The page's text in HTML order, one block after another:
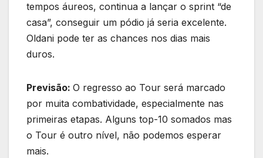
tempos áureos, continua a lançar o sprint “de
casa”, conseguir um pódio já seria excelente.
Oldani pode ter as chances nos dias mais
duros.
Previsão: O regresso ao Tour será marcado
por muita combatividade, especialmente nas
primeiras etapas. Alguns top-10 somados mas
o Tour é outro nível, não podemos esperar
mais.